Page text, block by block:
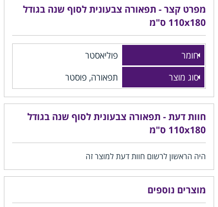
מפרט קצר - תפאורה צבעונית לסוף שנה בגודל
110x180 ס"מ
חומר
פוליאסטר
סוג מוצר
תפאורה, פוסטר
חוות דעת - תפאורה צבעונית לסוף שנה בגודל
110x180 ס"מ
היה הראשון לרשום חוות דעת למוצר זה
מוצרים נוספים